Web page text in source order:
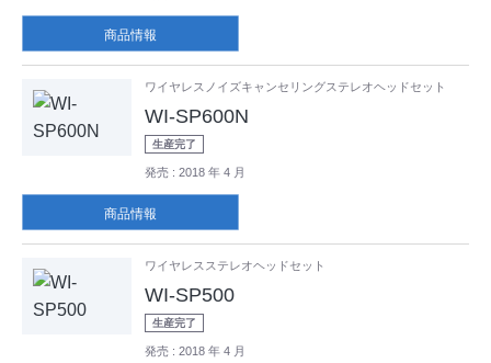
商品情報
ワイヤレスノイズキャンセリングステレオヘッドセット
WI-SP600N
生産完了
発売 : 2018 年 4 月
商品情報
ワイヤレスステレオヘッドセット
WI-SP500
生産完了
発売 : 2018 年 4 月